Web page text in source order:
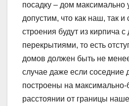
посадку – дом максимально
допустим, что как наш, так и
строения будут из кирпича
перекрытиями, то есть
домов должен быть не
случае даже если соседние
построены на максимально-
расстоянии от границы